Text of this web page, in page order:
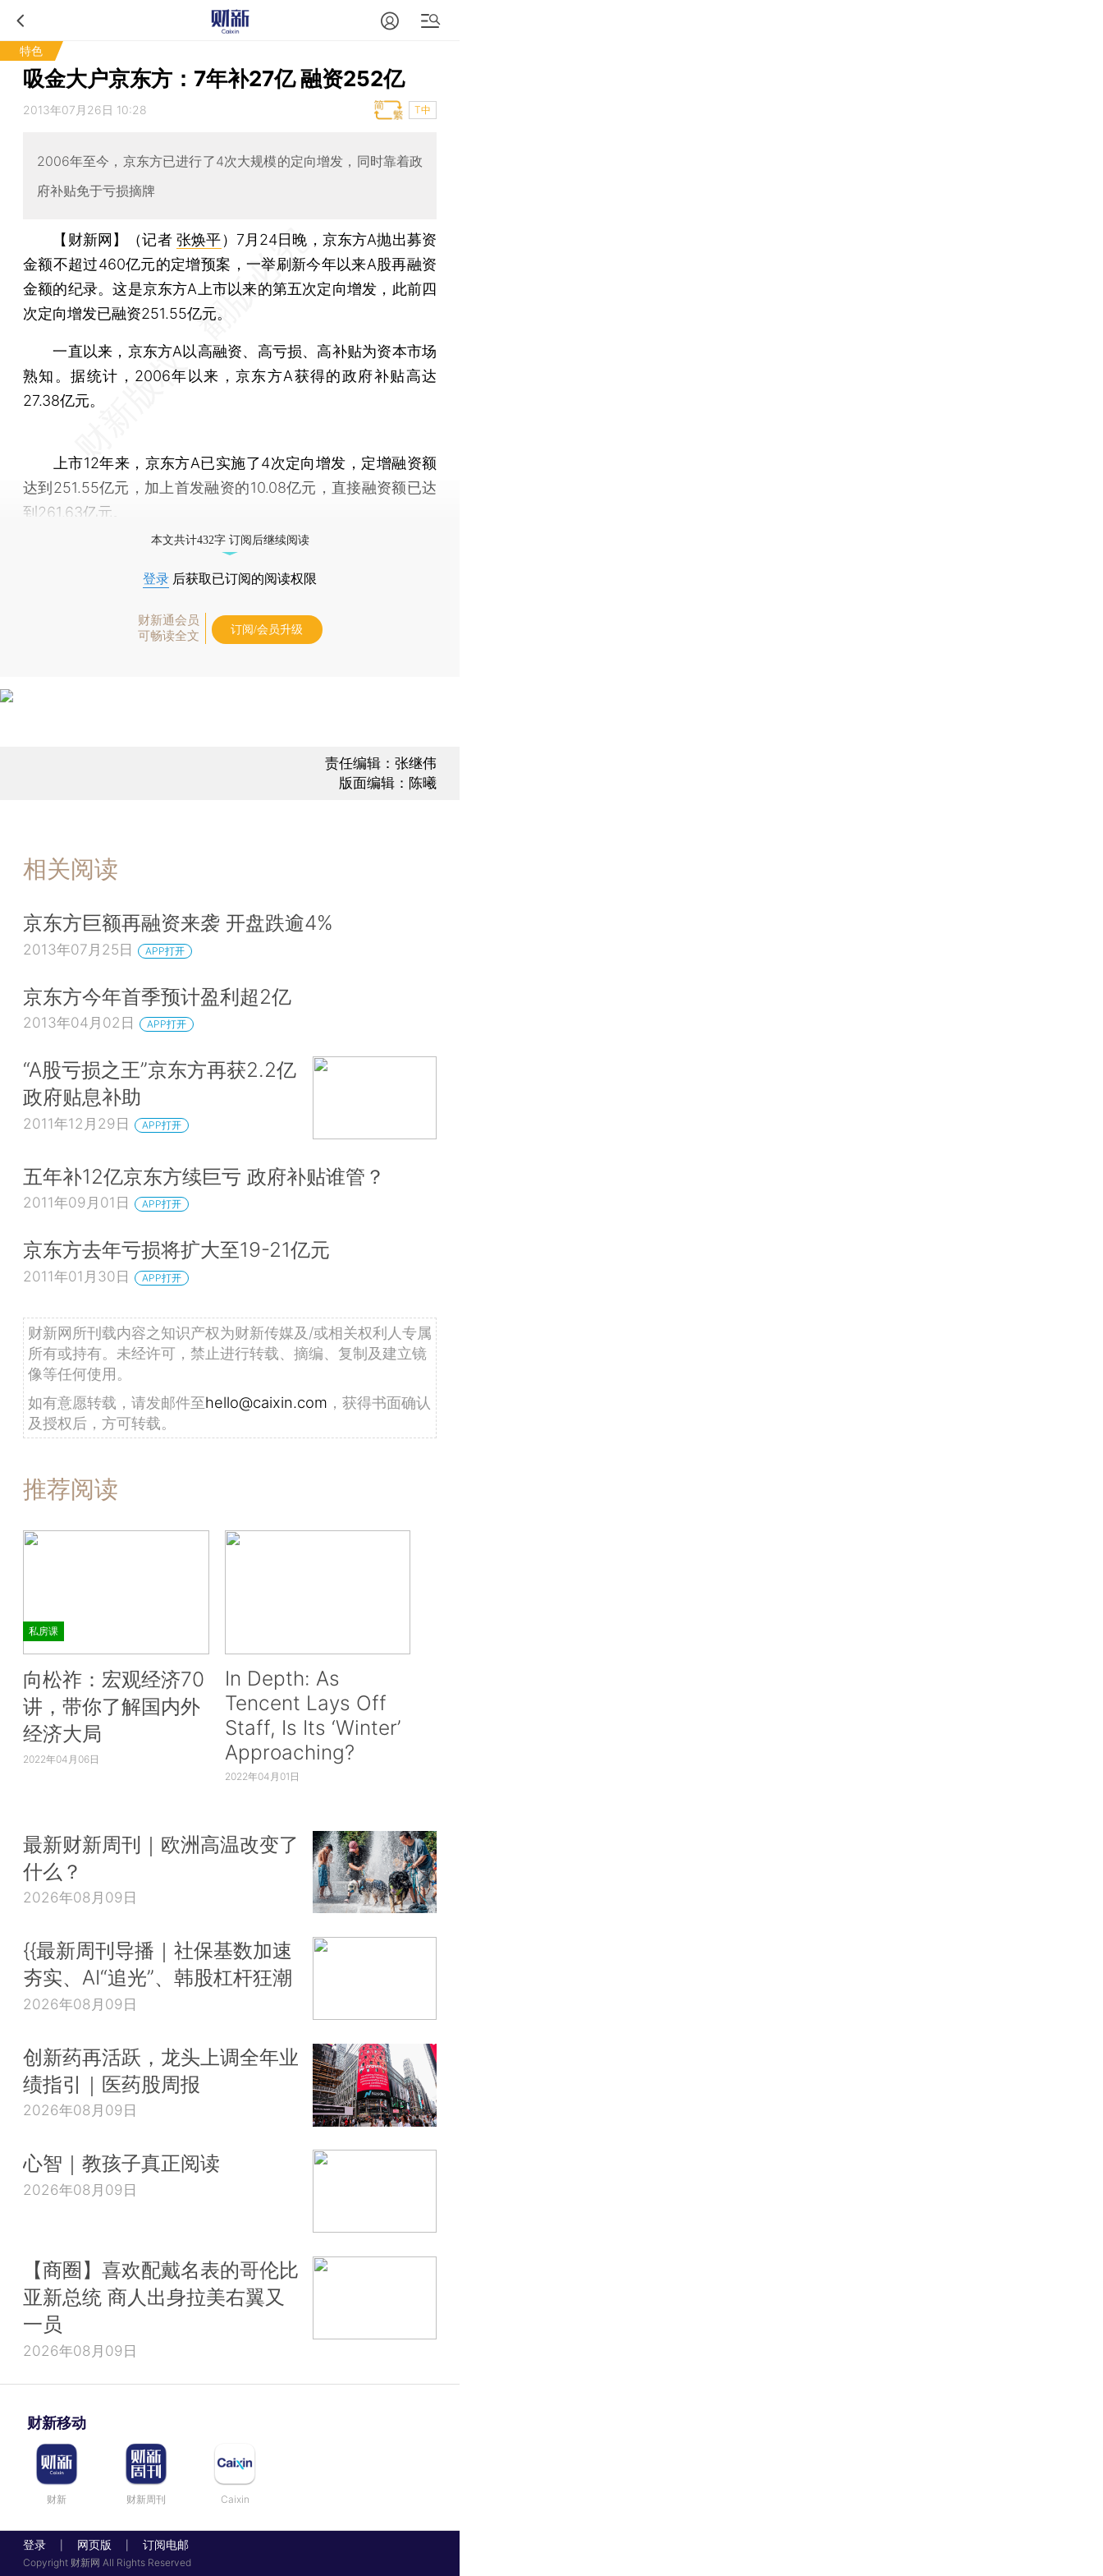
特色
吸金大户京东方：7年补27亿 融资252亿
2013年07月26日 10:28 T中
2006年至今，京东方已进行了4次大规模的定向增发，同时靠着政
府补贴免于亏损摘牌
【财新网】（记者 张焕平） 7月24日晚，京东方A抛出募资
金额不超过460亿元的定增预案，一举刷新今年以来A股再融资
金额的纪录。这是京东方A上市以来的第五次定向增发，此前四
次定向增发已融资251.55亿元。
一直以来，京东方A以高融资、高亏损、高补贴为资本市场
熟知。据统计，2006年以来，京东方A获得的政府补贴高达
27.38亿元。
上市12年来，京东方A已实施了4次定向增发，定增融资额
达到251.55亿元，加上首发融资的10.08亿元，直接融资额已达
到261.63亿元。
本文共计432字 订阅后继续阅读
登录 后获取已订阅的阅读权限
财新通会员
可畅读全文
订阅/会员升级
责任编辑：张继伟
版面编辑：陈曦
相关阅读
京东方巨额再融资来袭 开盘跌逾4%
2013年07月25日 APP打开
京东方今年首季预计盈利超2亿
2013年04月02日 APP打开
“A股亏损之王”京东方再获2.2亿
政府贴息补助
2011年12月29日 APP打开
五年补12亿京东方续巨亏 政府补贴谁管？
2011年09月01日 APP打开
京东方去年亏损将扩大至19-21亿元
2011年01月30日 APP打开
财新网所刊载内容之知识产权为财新传媒及/或相关权利人专属
所有或持有。未经许可，禁止进行转载、摘编、复制及建立镜
像等任何使用。
如有意愿转载，请发邮件至hello@caixin.com ，获得书面确认
及授权后，方可转载。
推荐阅读
私房课
向松祚：宏观经济70
讲，带你了解国内外
经济大局
2022年04月06日
In Depth: As
Tencent Lays Off
Staff, Is Its ‘Winter’
Approaching?
2022年04月01日
最新财新周刊｜欧洲高温改变了
什么？
2026年08月09日
{{最新周刊导播｜社保基数加速
夯实、AI“追光”、韩股杠杆狂潮
2026年08月09日
创新药再活跃，龙头上调全年业
绩指引｜医药股周报
2026年08月09日
心智｜教孩子真正阅读
2026年08月09日
【商圈】喜欢配戴名表的哥伦比
亚新总统 商人出身拉美右翼又
一员
2026年08月09日
财新移动
财新 财新周刊 Caixin
登录 网页版 订阅电邮
Copyright 财新网 All Rights Reserved